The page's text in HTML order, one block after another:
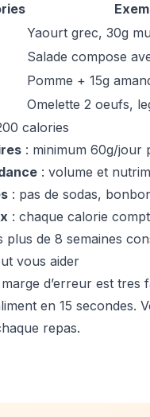
Yaourt grec, 30g
Salade compose
Pomme + 15g
Omelette 2 oeufs,
calories
: minimum 60g/jour
: volume et
: pas de sodas,
: chaque calorie
plus de 8 semaines
vous aider
d’erreur est
en 15 secondes.
repas.